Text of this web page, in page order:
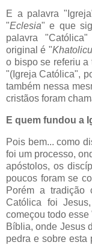
E a palavra
"Eclesia" e que
palavra
original é "
o bispo se referiu a
"(Igreja Católica",
também nessa
cristãos foram
E quem fundou a
Pois bem... como
foi um processo,
apóstolos, os
poucos foram se
Porém a tradição
Católica foi
começou todo esse
Bíblia, onde Jesus
pedra e sobre esta